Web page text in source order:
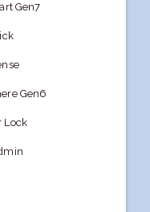
Gen7
Gen6
Lock